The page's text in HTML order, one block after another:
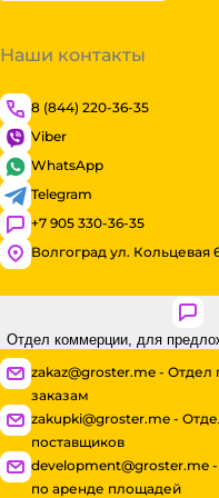
Наши контакты
8 (844) 220-36-35
Viber
WhatsApp
Telegram
+7 905 330-36-35
Волгоград ул. Кольцевая
Отдел коммерции, для
zakaz@groster.me -
заказам
zakupki@groster.me -
поставщиков
development@groster.me
по аренде площадей